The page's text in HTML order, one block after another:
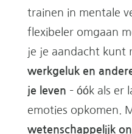
trainen in mentale
flexibeler omgaan
je je aandacht kunt
werkgeluk en
je leven – óók als er
emoties opkomen.
wetenschappelijk